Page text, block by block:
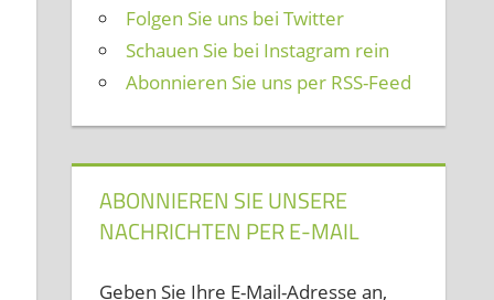
Folgen Sie uns bei Twitter
Schauen Sie bei Instagram rein
Abonnieren Sie uns per RSS-Feed
ABONNIEREN SIE UNSERE
NACHRICHTEN PER E-MAIL
Geben Sie Ihre E-Mail-Adresse an,